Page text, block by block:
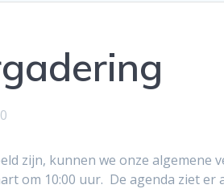
0
zijn, kunnen we onze algemene
om 10:00 uur. De agenda ziet er